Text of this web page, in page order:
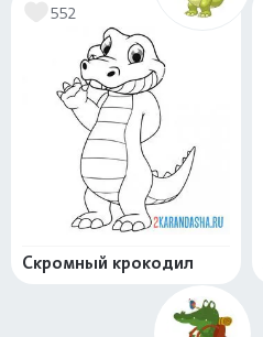
552
Скромный крокодил